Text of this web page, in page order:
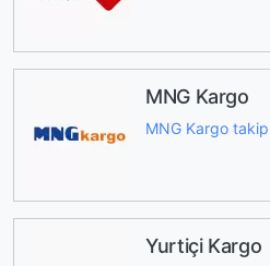
MNG Kargo
MNG Kargo takip
Yurtiçi Kargo